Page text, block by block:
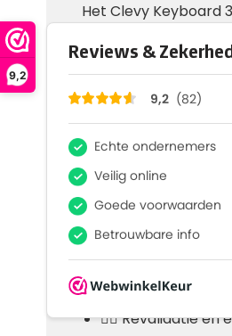
9,2
Het Clevy Keyboard
duurzaam en
helpen kinderen en
🧠 Ondersteunt
Ontwikkeld met oog
typvaardigheid en
toetsenbord een
🌈 Veelzijdige
🏫 Basisonderwijs
🏡 Thuissituaties
🧑‍⚕️ Revalidatie en